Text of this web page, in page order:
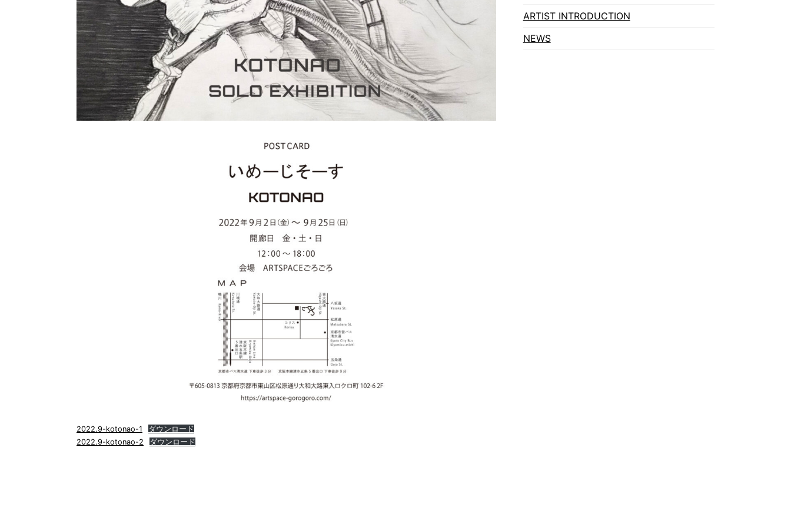
2022.9-kotonao-1
ダウンロード
2022.9-kotonao-2
ダウンロード
ARTIST INTRODUCTION
NEWS